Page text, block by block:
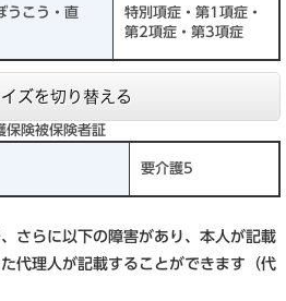
うこう・直
特別項症・第1項症・
第2項症・第3項症
ズを切り替える
保険被保険者証
要介護5
さらに以下の障害があり、本人が記載
代理人が記載することができます（代